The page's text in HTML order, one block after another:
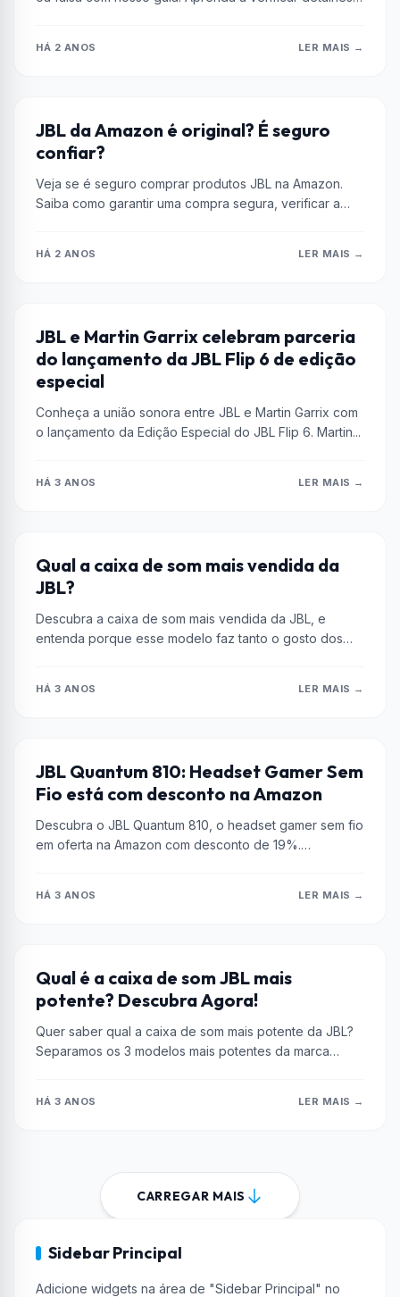
HÁ 2 ANOS LER MAIS →
AMAZON
JBL da Amazon é original? É seguro
confiar?
Veja se é seguro comprar produtos JBL na Amazon.
Saiba como garantir uma compra segura, verificar a
HÁ 2 ANOS LER MAIS →
AMPLIFICADORES DE ÁUDIO
JBL e Martin Garrix celebram parceria
do lançamento da JBL Flip 6 de edição
especial
Conheça a união sonora entre JBL e Martin Garrix com
o lançamento da Edição Especial do JBL Flip 6. Martin...
HÁ 3 ANOS LER MAIS →
AMPLIFICADORES DE ÁUDIO
Qual a caixa de som mais vendida da
JBL?
Descubra a caixa de som mais vendida da JBL, e
entenda porque esse modelo faz tanto o gosto dos
HÁ 3 ANOS LER MAIS →
AMAZON
JBL Quantum 810: Headset Gamer Sem
Fio está com desconto na Amazon
Descubra o JBL Quantum 810, o headset gamer sem fio
em oferta na Amazon com desconto de 19%.
HÁ 3 ANOS LER MAIS →
AMPLIFICADORES DE ÁUDIO
Qual é a caixa de som JBL mais
potente? Descubra Agora!
Quer saber qual a caixa de som mais potente da JBL?
Separamos os 3 modelos mais potentes da marca
HÁ 3 ANOS LER MAIS →
CARREGAR MAIS
Sidebar Principal
Adicione widgets na área de "Sidebar Principal" no